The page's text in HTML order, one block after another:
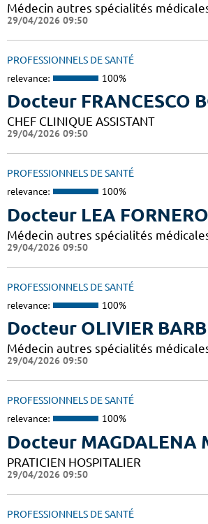
Médecin autres spécialités
29/04/2026 09:50
PROFESSIONNELS DE SANTÉ
relevance: 100%
Docteur FRANCESCO
CHEF CLINIQUE ASSISTANT
29/04/2026 09:50
PROFESSIONNELS DE SANTÉ
relevance: 100%
Docteur LEA FORNERO
Médecin autres spécialités
29/04/2026 09:50
PROFESSIONNELS DE SANTÉ
relevance: 100%
Docteur OLIVIER
Médecin autres spécialités
29/04/2026 09:50
PROFESSIONNELS DE SANTÉ
relevance: 100%
Docteur MAGDALENA
PRATICIEN HOSPITALIER
29/04/2026 09:50
PROFESSIONNELS DE SANTÉ